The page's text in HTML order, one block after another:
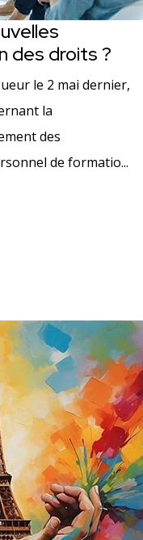
des droits ?
le 2 mai dernier,
la
des
de formatio...